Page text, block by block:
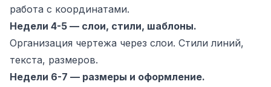
работа с координатами.
Недели 4-5 — слои, стили, шаблоны.
Организация чертежа через слои. Стили линий,
текста, размеров.
Недели 6-7 — размеры и оформление.